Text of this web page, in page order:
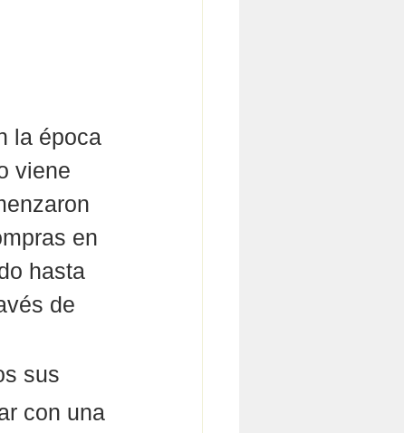
la época
viene
en
hasta
de
sus
con una